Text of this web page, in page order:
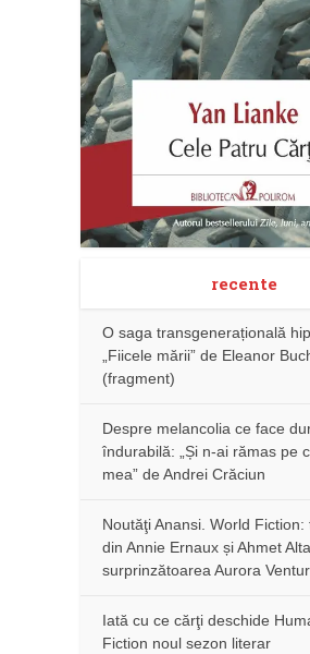
recente
O saga transgenerațională
„Fiicele mării” de Eleanor
(fragment)
Despre melancolia ce face
îndurabilă: „Și n-ai rămas pe
mea” de Andrei Crăciun
Noutăţi Anansi. World Fiction:
din Annie Ernaux și Ahmet
surprinzătoarea Aurora
Iată cu ce cărţi deschide
Fiction noul sezon literar